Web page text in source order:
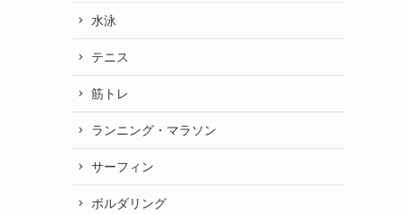
水泳
テニス
筋トレ
ランニング・マラソン
サーフィン
ボルダリング